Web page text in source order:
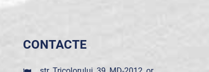
CONTACTE